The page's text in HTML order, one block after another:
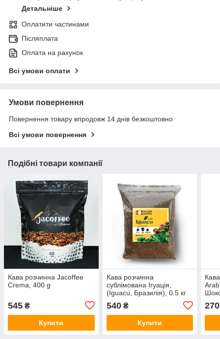
Детальніше
Оплатити частинами
Післяплата
Оплата на рахунок
Всі умови оплати
Умови повернення
Повернення товару впродовж 14 днів безкоштовно
Всі умови повернення
Подібні товари компанії
Кава розчинна Jacoffee
Crema, 400 g
545 ₴
Купити
Кава розчинна
сублімована Ігуація,
(Iguacu, Бразилія), 0.5 кг
540₴
Купити
270